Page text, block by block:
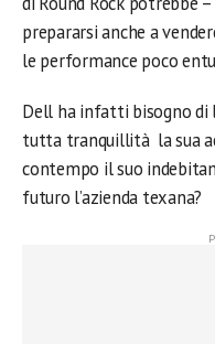
prepararsi anche a
le performance poco
Dell ha infatti bisogno di
tutta tranquillità la sua
contempo il suo
futuro l’azienda texana?